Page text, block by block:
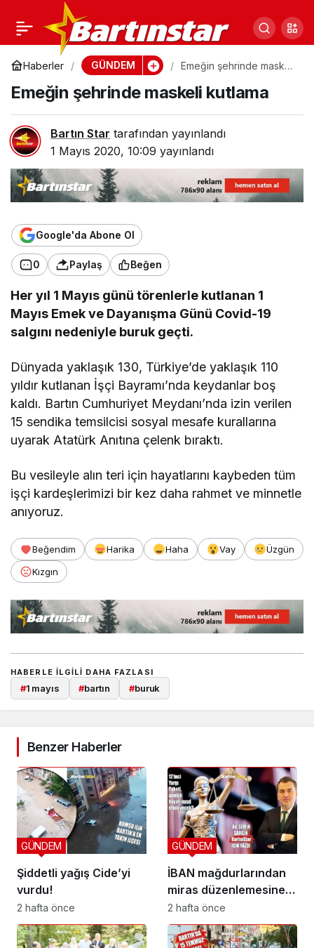
Haberler GÜNDEM
Emeğin şehrinde maskeli
Emeğin şehrinde maskeli kutlama
Bartın Star tarafından yayınlandı
1 Mayıs 2020, 10:09 yayınlandı
Google'da Abone Ol
0 Paylaş Beğen
Her yıl 1 Mayıs günü törenlerle kutlanan 1
Mayıs Emek ve Dayanışma Günü Covid-19
salgını nedeniyle buruk geçti.
Dünyada yaklaşık 130, Türkiye’de yaklaşık 110
yıldır kutlanan İşçi Bayramı’nda keydanlar boş
kaldı. Bartın Cumhuriyet Meydanı’nda izin verilen
15 sendika temsilcisi sosyal mesafe kurallarına
uyarak Atatürk Anıtına çelenk bıraktı.
Bu vesileyle alın teri için hayatlarını kaybeden tüm
işçi kardeşlerimizi bir kez daha rahmet ve minnetle
anıyoruz.
Beğendim Harika Haha Vay
Üzgün
Kızgın
HABERLE ILGILI DAHA FAZLASI
#1 mayıs #bartın #buruk
Benzer Haberler
Şiddetli yağış Cide’yi
vurdu!
GÜNDEM
2 hafta önce
İBAN mağdurlarından
miras düzenlemesine
yeni yargı düzeni
GÜNDEM
2 hafta önce
Normalleşmeye
başlayan ilk şehir Bartın
olabilir
0 Paylaş